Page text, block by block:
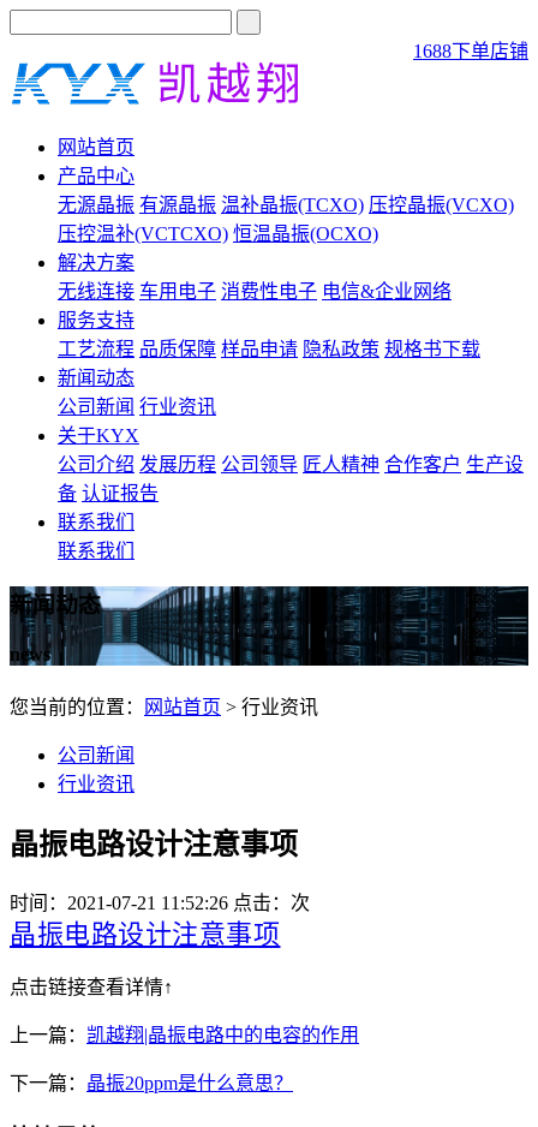
1688下单店铺
网站首页
产品中心
无源晶振 有源晶振 温补晶振(TCXO) 压控晶振(VCXO)
压控温补(VCTCXO) 恒温晶振(OCXO)
解决方案
无线连接 车用电子 消费性电子 电信&企业网络
服务支持
工艺流程 品质保障 样品申请 隐私政策 规格书下载
新闻动态
公司新闻 行业资讯
关于KYX
公司介绍 发展历程 公司领导 匠人精神 合作客户 生产设
备 认证报告
联系我们
联系我们
新闻动态
news
您当前的位置： 网站首页 > 行业资讯
公司新闻
行业资讯
晶振电路设计注意事项
时间：2021-07-21 11:52:26 点击： 次
晶振电路设计注意事项
点击链接查看详情↑
上一篇： 凯越翔|晶振电路中的电容的作用
下一篇： 晶振20ppm是什么意思？